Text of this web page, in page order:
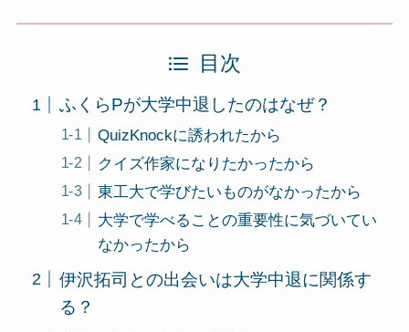
目次
ふくらPが大学中退したのはなぜ？
QuizKnockに誘われたから
クイズ作家になりたかったから
東工大で学びたいものがなかったから
大学で学べることの重要性に気づいてい
なかったから
伊沢拓司との出会いは大学中退に関係す
る？